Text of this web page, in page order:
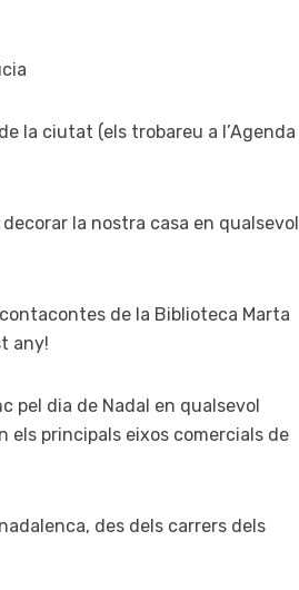
la ciutat (els trobareu a l’Agenda
la nostra casa en qualsevol
de la Biblioteca Marta
any!
pel dia de Nadal en qualsevol
els principals eixos comercials de
des dels carrers dels